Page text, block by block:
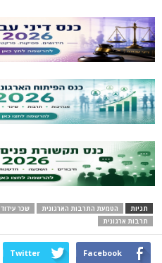
תגיות הטמעת התרבות הארגונית שכר עידוד
תרבות ארגונית
Facebook
Twitter